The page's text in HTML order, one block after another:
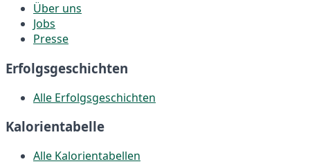
Über uns
Jobs
Presse
Erfolgsgeschichten
Alle Erfolgsgeschichten
Kalorientabelle
Alle Kalorientabellen